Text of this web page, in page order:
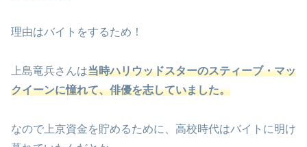
理由はバイトをするため！
上島竜兵さんは当時ハリウッドスターのスティーブ・マッ
クイーンに憧れて、俳優を志していました。
なので上京資金を貯めるために、高校時代はバイトに明け